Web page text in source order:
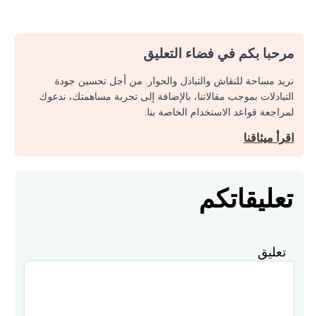
مرحبا بكم في فضاء التعليق
نريد مساحة للنقاش والتبادل والحوار. من أجل تحسين جودة
التبادلات بموجب مقالاتنا، بالإضافة إلى تجربة مساهمتك، ندعوك
لمراجعة قواعد الاستخدام الخاصة بنا.
اقرأ ميثاقنا
تعليقاتكم
تعليق